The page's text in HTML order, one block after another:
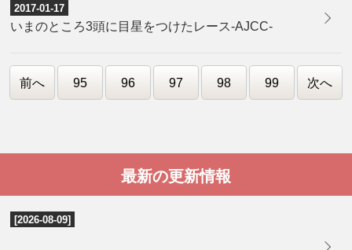
2017-01-17
​いまのところ3頭に目星をつけたレース-AJCC-
前へ 95 96 97 98 99 次へ
最新の更新情報
[2026-08-09]